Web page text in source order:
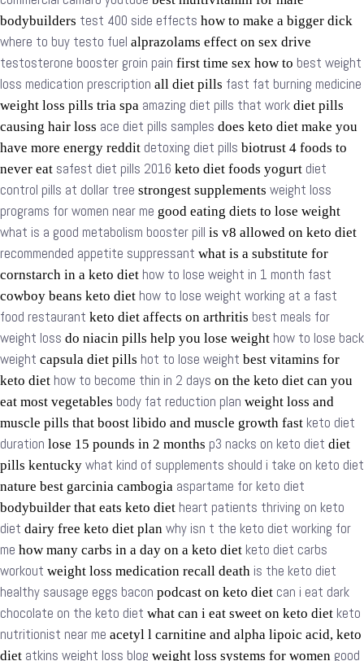
bodybuilders test 400 side effects how to make a bigger dick
where to buy testo fuel alprazolams effect on sex drive
testosterone booster groin pain first time sex how to best weight
loss medication prescription all diet pills fast fat burning medicine
weight loss pills tria spa amazing diet pills that work diet pills
causing hair loss ace diet pills samples does keto diet make you
have more energy reddit detoxing diet pills biotrust 4 foods to
never eat safest diet pills 2016 keto diet foods yogurt diet
control pills at dollar tree strongest supplements weight loss
programs for women near me good eating diets to lose weight
what is a good metabolism booster pill is v8 allowed on keto diet
recommended appetite suppressant what is a substitute for
cornstarch in a keto diet how to lose weight in 1 month fast
cowboy beans keto diet how to lose weight working at a fast
food restaurant keto diet affects on arthritis best meals for
weight loss do niacin pills help you lose weight how to lose back
weight capsula diet pills hot to lose weight best vitamins for
keto diet how to become thin in 2 days on the keto diet can you
eat most vegetables body fat reduction plan weight loss and
muscle pills that boost libido and muscle growth fast keto diet
duration lose 15 pounds in 2 months p3 nacks on keto diet diet
pills kentucky what kind of supplements should i take on keto diet
nature best garcinia cambogia aspartame for keto diet
bodybuilder that eats keto diet heart patients thriving on keto
diet dairy free keto diet plan why isn t the keto diet working for
me how many carbs in a day on a keto diet keto diet carbs
workout weight loss medication recall death is the keto diet
healthy sausage eggs bacon podcast on keto diet can i eat dark
chocolate on the keto diet what can i eat sweet on keto diet keto
nutritionist near me acetyl l carnitine and alpha lipoic acid, keto
diet atkins weight loss blog weight loss systems for women good